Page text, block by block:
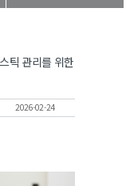
틱 관리를 위한
2026-02-24